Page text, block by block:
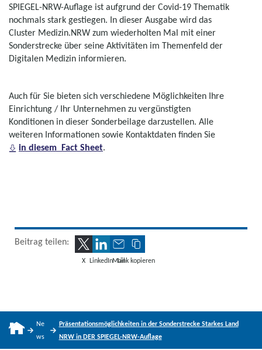
SPIEGEL-NRW-Auflage ist aufgrund der Covid-19 Thematik
nochmals stark gestiegen. In dieser Ausgabe wird das
Cluster Medizin.NRW zum wiederholten Mal mit einer
Sonderstrecke über seine Aktivitäten im Themenfeld der
Digitalen Medizin informieren.
Auch für Sie bieten sich verschiedene Möglichkeiten Ihre
Einrichtung / Ihr Unternehmen zu vergünstigten
Konditionen in dieser Sonderbeilage darzustellen. Alle
weiteren Informationen sowie Kontaktdaten finden Sie
in diesem Fact Sheet.
Beitrag teilen:
X LinkedInMailLink kopieren
Ne
ws
Präsentationsmöglichkeiten in der Sonderstrecke Starkes Land
NRW in DER SPIEGEL-NRW-Auflage